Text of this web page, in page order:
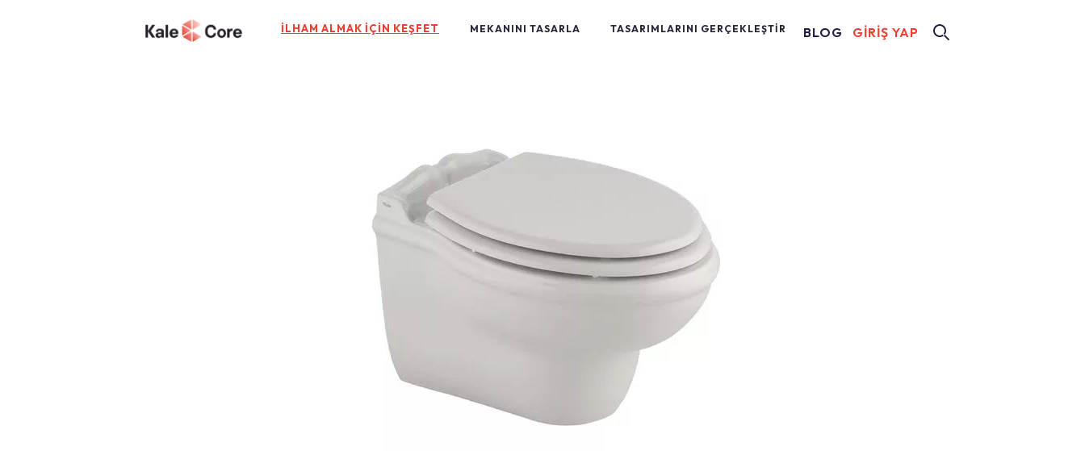
İLHAM ALMAK İÇİN KEŞFET MEKANINI TASARLA TASARIMLARINI GERÇEKLEŞTİR BLOG GİRİŞ YAP